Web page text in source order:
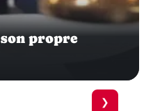
propre